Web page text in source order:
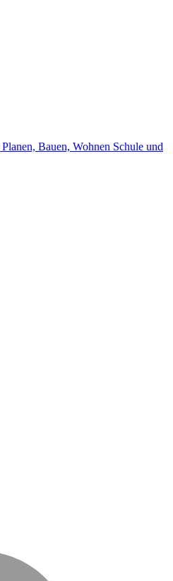
Planen, Bauen, Wohnen Schule und